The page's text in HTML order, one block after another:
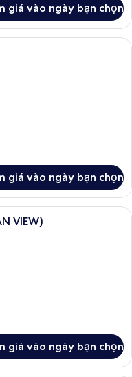
giá vào ngày bạn chọn
Suite Deluxe (Twin) | Khu
giá vào ngày bạn chọn
bông, két bảo mật tại phòng,
VIEW)
giá vào ngày bạn chọn